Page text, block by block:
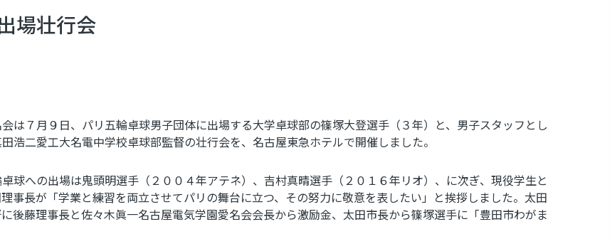
場壮行会
は７月９日、パリ五輪卓球男子団体に出場する大学卓球部の篠塚大登選手（３年）と、男子スタッフとし
浩二愛工大名電中学校卓球部監督の壮行会を、名古屋東急ホテルで開催しました。
球への出場は鬼頭明選手（２００４年アテネ）、吉村真晴選手（２０１６年リオ）、に次ぎ、現役学生と
事長が「学業と練習を両立させてパリの舞台に立つ、その努力に敬意を表したい」と挨拶しました。太田
後藤理事長と佐々木眞一名古屋電気学園愛名会会長から激励金、太田市長から篠塚選手に「豊田市わがま